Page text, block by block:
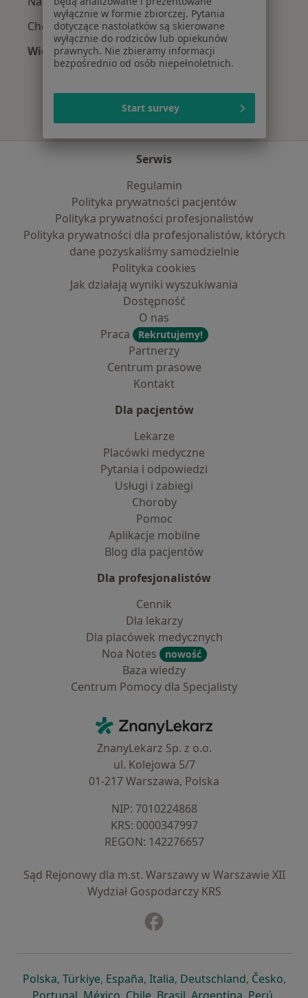
Choroby miazgi w Poznaniu
Więcej (15)
Więcej w kategorii: Najczęście leczone
Serwis
Regulamin
Polityka prywatności pacjentów
Polityka prywatności profesjonalistów
Polityka prywatności dla profesjonalistów, których
dane pozyskaliśmy samodzielnie
Polityka cookies
Jak działają wyniki wyszukiwania
Dostępność
O nas
Praca
Rekrutujemy!
Partnerzy
Centrum prasowe
Kontakt
Dla pacjentów
Lekarze
Placówki medyczne
Pytania i odpowiedzi
Usługi i zabiegi
Choroby
Pomoc
Aplikacje mobilne
Blog dla pacjentów
Dla profesjonalistów
Cennik
Dla lekarzy
Dla placówek medycznych
Noa Notes
nowość
Baza wiedzy
Centrum Pomocy dla Specjalisty
ZnanyLekarz - Strona główna
ZnanyLekarz Sp. z o.o.
ul. Kolejowa 5/7
01-217 Warszawa, Polska
NIP: ⁠7010224868
KRS: ⁠0000347997
REGON: ⁠142276657
Sąd Rejonowy dla m.st. Warszawy w Warszawie XII
Wydział Gospodarczy KRS
Polskaotwiera się w nowej karcie
, Türkiyeotwiera się w nowej karcie
, Españaotwiera się w nowej karcie
, Italiaotwiera się w nowej
, Deutschlandotwiera się
, Česko,
otwiera się w nowej karcie
otwiera się w nowej karcie
otwiera się w nowej karcie
otwiera się w nowej
otwiera się
wyłącznie w formie zbiorczej. Pytania
dotyczące nastolatków są skierowane
wyłącznie do rodziców lub opiekunów
prawnych. Nie zbieramy informacji
bezpośrednio od osób niepełnoletnich.
Start survey